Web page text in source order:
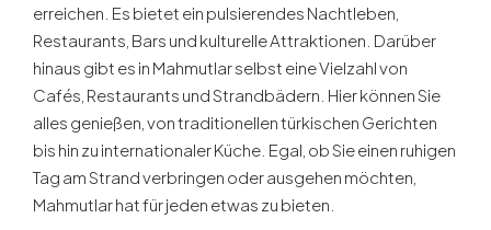
erreichen. Es bietet ein pulsierendes Nachtleben,
Restaurants, Bars und kulturelle Attraktionen. Darüber
hinaus gibt es in Mahmutlar selbst eine Vielzahl von
Cafés, Restaurants und Strandbädern. Hier können Sie
alles genießen, von traditionellen türkischen Gerichten
bis hin zu internationaler Küche. Egal, ob Sie einen ruhigen
Tag am Strand verbringen oder ausgehen möchten,
Mahmutlar hat für jeden etwas zu bieten.